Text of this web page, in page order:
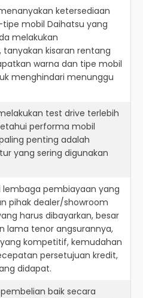
ketersediaan
mobil Daihatsu yang
melakukan
kisaran rentang
warna dan tipe mobil
menghindari menunggu
test drive terlebih
performa mobil
penting adalah
yang sering digunakan
lembaga pembiayaan yang
pihak dealer/showroom
harus dibayarkan, besar
lama tenor angsurannya,
kompetitif, kemudahan
persetujuan kredit,
didapat.
baik secara